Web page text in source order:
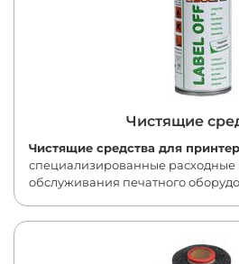
Чистящие
Чистящие средства для
специализированные расходные
обслуживания печатного